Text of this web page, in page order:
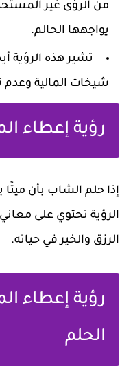
من الرؤى غير
يواجهها الحالم.
تشير هذه الرؤية
شيخات المالية وعدم
رؤية إعطاء
إذا حلم الشاب بأن
الرؤية تحتوي على
الرزق والخير في حياته.
رؤية إعطاء
الحلم